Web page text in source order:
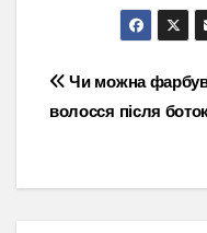
Навігація
Чи можна
волосся після